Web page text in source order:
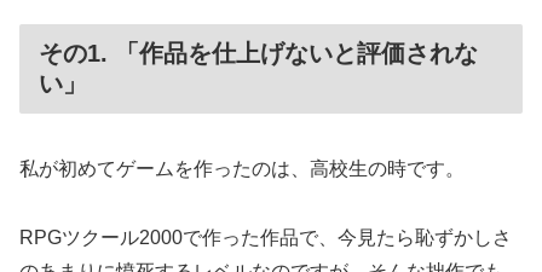
その1. 「作品を仕上げないと評価されな
い」
私が初めてゲームを作ったのは、高校生の時です。
RPGツクール2000で作った作品で、今見たら恥ずかしさ